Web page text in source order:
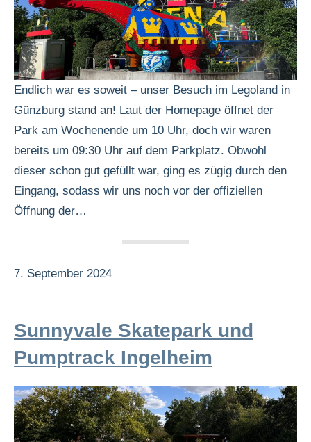
Endlich war es soweit – unser Besuch im Legoland in
Günzburg stand an! Laut der Homepage öffnet der
Park am Wochenende um 10 Uhr, doch wir waren
bereits um 09:30 Uhr auf dem Parkplatz. Obwohl
dieser schon gut gefüllt war, ging es zügig durch den
Eingang, sodass wir uns noch vor der offiziellen
Öffnung der…
7. September 2024
Sunnyvale Skatepark und
Pumptrack Ingelheim